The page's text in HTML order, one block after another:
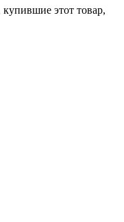
этот товар,